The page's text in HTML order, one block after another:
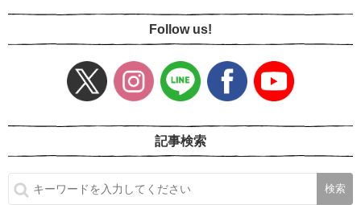
Follow us!
記事検索